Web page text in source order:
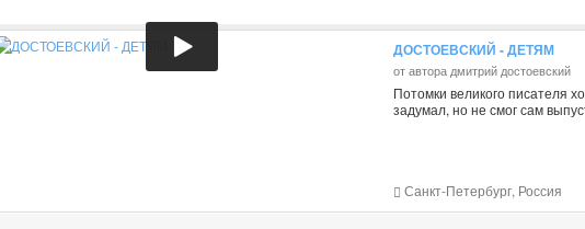
ДОСТОЕВСКИЙ - ДЕТЯМ
от автора дмитрий достоевский
Потомки великого писателя
задумал, но не смог сам
Санкт-Петербург, Россия